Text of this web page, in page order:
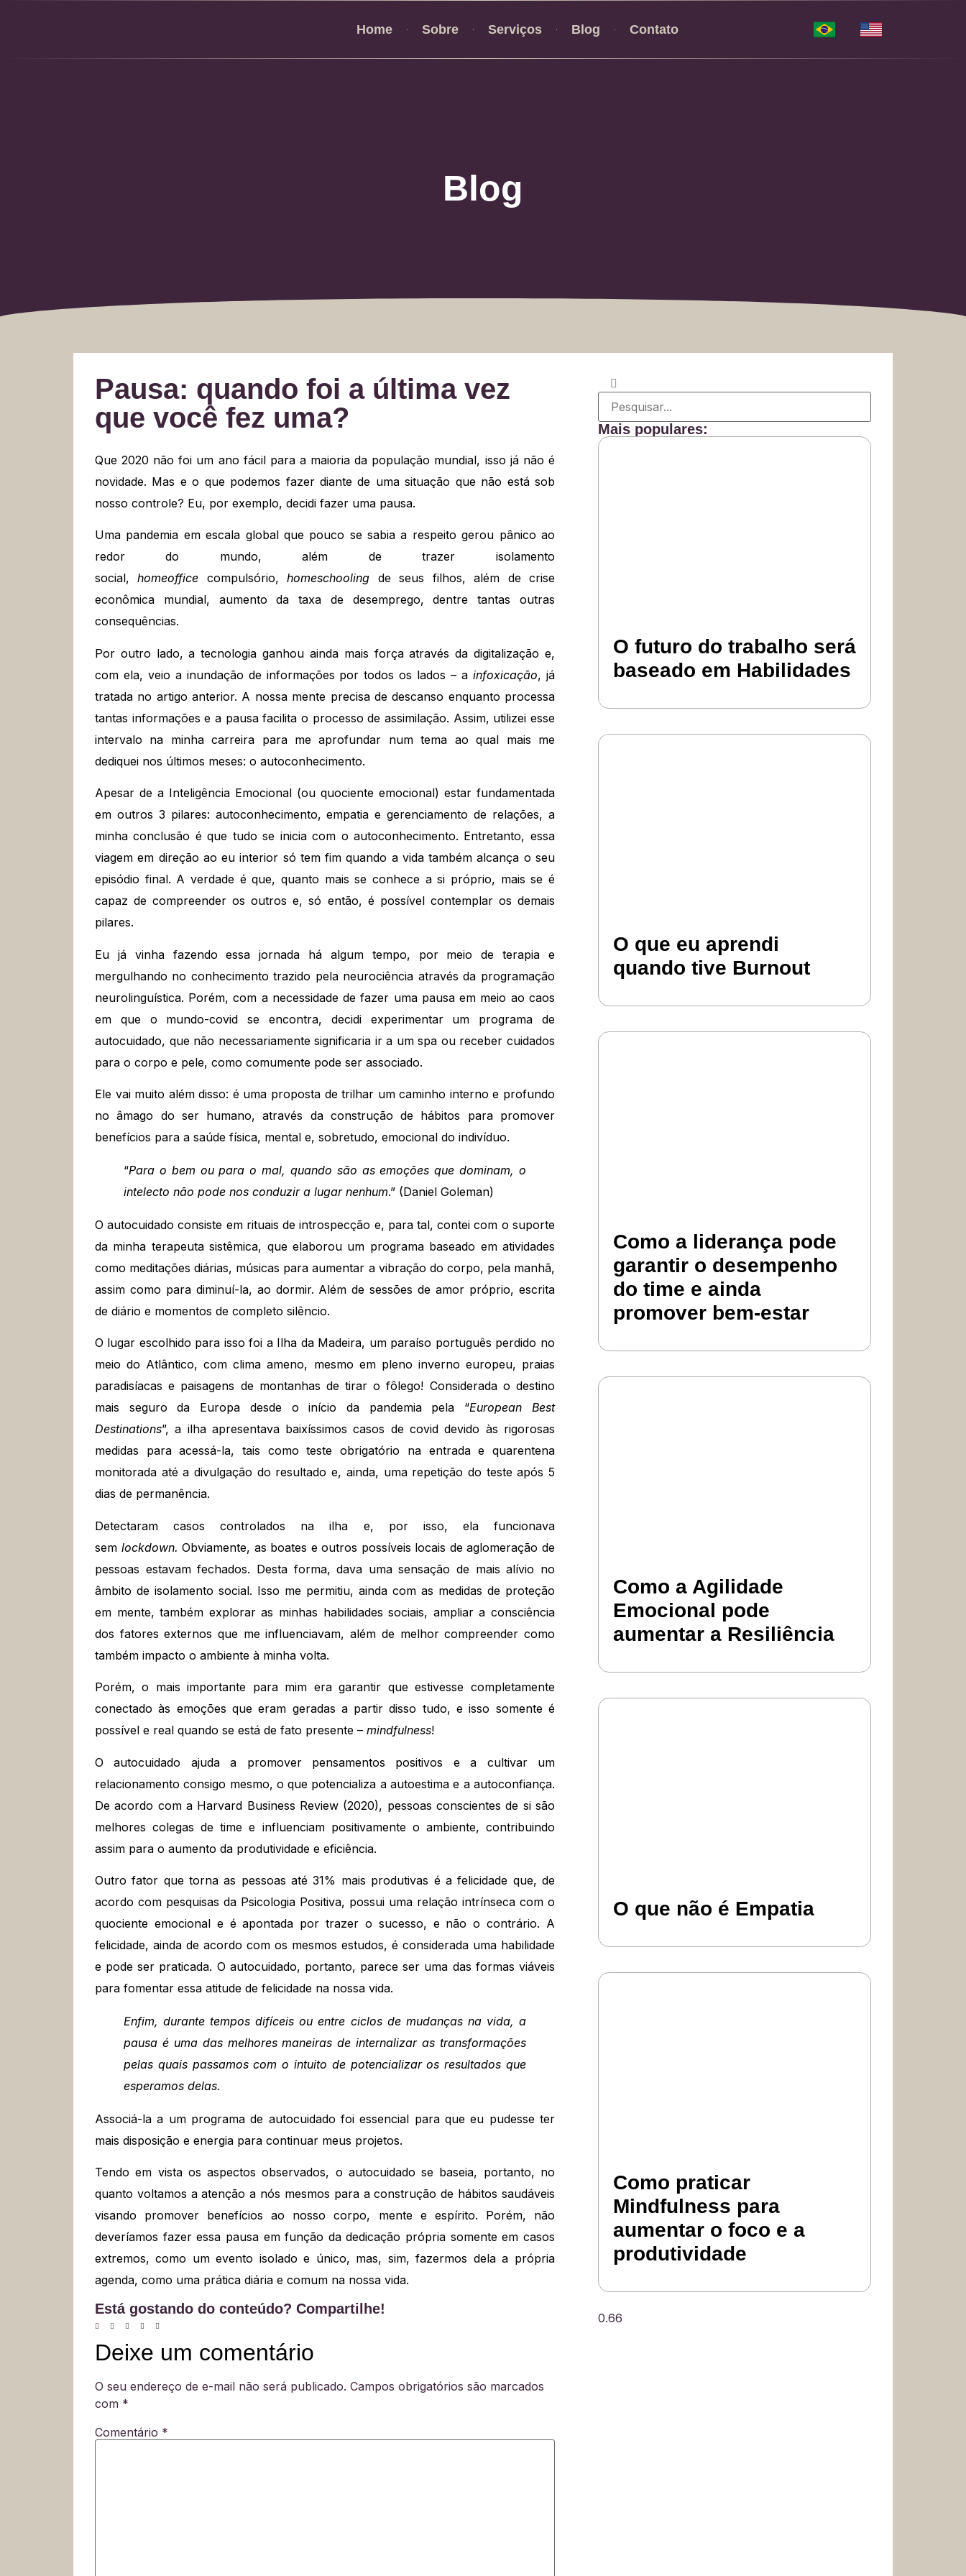
Home Sobre Serviços Blog Contato
Blog
Pausa: quando foi a última vez
que você fez uma?
Que 2020 não foi um ano fácil para a maioria da população mundial, isso já não é
novidade. Mas e o que podemos fazer diante de uma situação que não está sob
nosso controle? Eu, por exemplo, decidi fazer uma pausa.
Uma pandemia em escala global que pouco se sabia a respeito gerou pânico ao
redor do mundo, além de trazer isolamento
social,homeoffice compulsório,homeschooling de seus filhos, além de crise
econômica mundial, aumento da taxa de desemprego, dentre tantas outras
consequências.
Por outro lado, a tecnologia ganhou ainda mais força através da digitalização e,
com ela, veio a inundação de informações por todos os lados – ainfoxicação, já
tratada no artigo anterior. A nossa mente precisa de descanso enquanto processa
tantas informações e a pausa facilita o processo de assimilação. Assim, utilizei esse
intervalo na minha carreira para me aprofundar num tema ao qual mais me
dediquei nos últimos meses: o autoconhecimento.
Apesar de a Inteligência Emocional (ou quociente emocional) estar fundamentada
em outros 3 pilares: autoconhecimento, empatia e gerenciamento de relações, a
minha conclusão é que tudo se inicia com o autoconhecimento. Entretanto, essa
viagem em direção ao eu interior só tem fim quando a vida também alcança o seu
episódio final. A verdade é que, quanto mais se conhece a si próprio, mais se é
capaz de compreender os outros e, só então, é possível contemplar os demais
pilares.
Eu já vinha fazendo essa jornada há algum tempo, por meio de terapia e
mergulhando no conhecimento trazido pela neurociência através da programação
neurolinguística. Porém, com a necessidade de fazer uma pausa em meio ao caos
em que o mundo-covid se encontra, decidi experimentar um programa de
autocuidado, que não necessariamente significaria ir a um spa ou receber cuidados
para o corpo e pele, como comumente pode ser associado.
Ele vai muito além disso: é uma proposta de trilhar um caminho interno e profundo
no âmago do ser humano, através da construção de hábitos para promover
benefícios para a saúde física, mental e, sobretudo, emocional do indivíduo.
“Para o bem ou para o mal, quando são as emoções que dominam, o
intelecto não pode nos conduzir a lugar nenhum.” (Daniel Goleman)
O autocuidado consiste em rituais de introspecção e, para tal, contei com o suporte
da minha terapeuta sistêmica, que elaborou um programa baseado em atividades
como meditações diárias, músicas para aumentar a vibração do corpo, pela manhã,
assim como para diminuí-la, ao dormir. Além de sessões de amor próprio, escrita
de diário e momentos de completo silêncio.
O lugar escolhido para isso foi a Ilha da Madeira, um paraíso português perdido no
meio do Atlântico, com clima ameno, mesmo em pleno inverno europeu, praias
paradisíacas e paisagens de montanhas de tirar o fôlego! Considerada o destino
mais seguro da Europa desde o início da pandemia pela “European Best
Destinations”, a ilha apresentava baixíssimos casos de covid devido às rigorosas
medidas para acessá-la, tais como teste obrigatório na entrada e quarentena
monitorada até a divulgação do resultado e, ainda, uma repetição do teste após 5
dias de permanência.
Detectaram casos controlados na ilha e, por isso, ela funcionava
sem lockdown.Obviamente, as boates e outros possíveis locais de aglomeração de
pessoas estavam fechados. Desta forma, dava uma sensação de mais alívio no
âmbito de isolamento social. Isso me permitiu, ainda com as medidas de proteção
em mente, também explorar as minhas habilidades sociais, ampliar a consciência
dos fatores externos que me influenciavam, além de melhor compreender como
também impacto o ambiente à minha volta.
Porém, o mais importante para mim era garantir que estivesse completamente
conectado às emoções que eram geradas a partir disso tudo, e isso somente é
possível e real quando se está de fato presente – mindfulness!
O autocuidado ajuda a promover pensamentos positivos e a cultivar um
relacionamento consigo mesmo, o que potencializa a autoestima e a autoconfiança.
De acordo com a Harvard Business Review (2020), pessoas conscientes de si são
melhores colegas de time e influenciam positivamente o ambiente, contribuindo
assim para o aumento da produtividade e eficiência.
Outro fator que torna as pessoas até 31% mais produtivas é a felicidade que, de
acordo com pesquisas da Psicologia Positiva, possui uma relação intrínseca com o
quociente emocional e é apontada por trazer o sucesso, e não o contrário. A
felicidade, ainda de acordo com os mesmos estudos, é considerada uma habilidade
e pode ser praticada. O autocuidado, portanto, parece ser uma das formas viáveis
para fomentar essa atitude de felicidade na nossa vida.
Enfim, durante tempos difíceis ou entre ciclos de mudanças na vida, a
pausa é uma das melhores maneiras de internalizar as transformações
pelas quais passamos com o intuito de potencializar os resultados que
esperamos delas.
Associá-la a um programa de autocuidado foi essencial para que eu pudesse ter
mais disposição e energia para continuar meus projetos.
Tendo em vista os aspectos observados, o autocuidado se baseia, portanto, no
quanto voltamos a atenção a nós mesmos para a construção de hábitos saudáveis
visando promover benefícios ao nosso corpo, mente e espírito. Porém, não
deveríamos fazer essa pausa em função da dedicação própria somente em casos
extremos, como um evento isolado e único, mas, sim, fazermos dela a própria
agenda, como uma prática diária e comum na nossa vida.
Está gostando do conteúdo? Compartilhe!
Deixe um comentário
O seu endereço de e-mail não será publicado. Campos obrigatórios são marcados
com *
Comentário *
Mais populares:
O futuro do trabalho será
baseado em Habilidades
O que eu aprendi
quando tive Burnout
Como a liderança pode
garantir o desempenho
do time e ainda
promover bem-estar
Como a Agilidade
Emocional pode
aumentar a Resiliência
O que não é Empatia
Como praticar
Mindfulness para
aumentar o foco e a
produtividade